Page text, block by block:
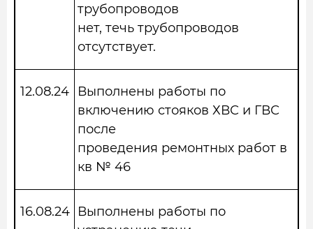
трубопроводов
нет, течь трубопроводов
отсутствует.
12.08.24
Выполнены работы по
включению стояков ХВС и ГВС
после
проведения ремонтных работ в
кв № 46
16.08.24
Выполнены работы по